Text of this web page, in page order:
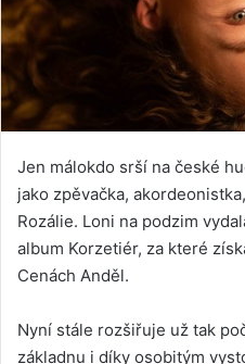
Jen málokdo srší na české
jako zpěvačka,
Rozálie. Loni na podzim
album Korzetiér, za které
Cenách Anděl.
Nyní stále rozšiřuje už tak
základnu i díky osobitým